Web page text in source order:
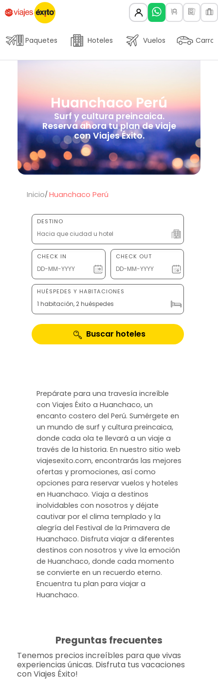
Paquetes Hoteles Vuelos Carros
Huanchaco Perú
Surf y cultura preincaica.
Reserva ahora tu plan de viaje
con Viajes Éxito.
Inicio Huanchaco Perú
DESTINO
CHECK IN CHECK OUT
HUÉSPEDES Y HABITACIONES
1 habitación, 2 huéspedes
Buscar hoteles
Prepárate para una travesía increíble
con Viajes Éxito a Huanchaco, un
encanto costero del Perú. Sumérgete en
un mundo de surf y cultura preincaica,
donde cada ola te llevará a un viaje a
través de la historia. En nuestro sitio web
viajesexito.com, encontrarás las mejores
ofertas y promociones, así como
opciones para reservar vuelos y hoteles
en Huanchaco. Viaja a destinos
inolvidables con nosotros y déjate
cautivar por el clima templado y la
alegría del Festival de la Primavera de
Huanchaco. Disfruta viajar a diferentes
destinos con nosotros y vive la emoción
de Huanchaco, donde cada momento
se convierte en un recuerdo eterno.
Encuentra tu plan para viajar a
Huanchaco.
Preguntas frecuentes
Tenemos precios increíbles para que vivas
experiencias únicas. Disfruta tus vacaciones
con Viajes Éxito!